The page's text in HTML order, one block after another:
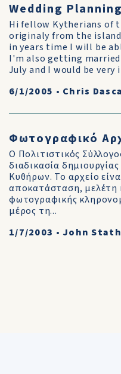
Wedding
Hi fellow Kytherians of
originaly from the
in years time I will be
I'm also getting
July and I would be very
6/1/2005 • Chris
Φωτογραφικό
Ο Πολιτιστικός
διαδικασία
Κυθήρων. Το αρχείο
αποκατάσταση, μελέτη
φωτογραφικής
μέρος τη...
1/7/2003 • John